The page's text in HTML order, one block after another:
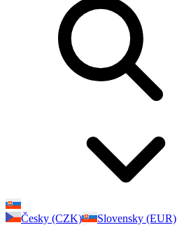
Česky (CZK)
Slovensky (EUR)